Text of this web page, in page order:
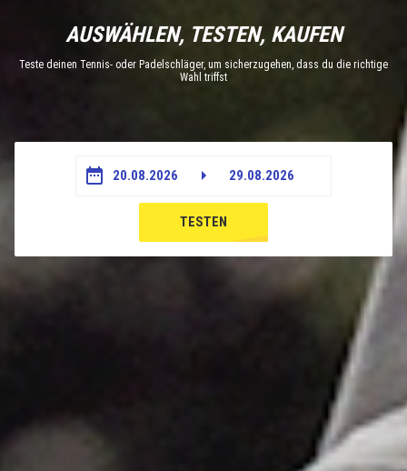
AUSWÄHLEN, TESTEN, KAUFEN
Teste deinen Tennis- oder Padelschläger, um sicherzugehen, dass du die richtige
Wahl triffst
20.08.2026 29.08.2026
TESTEN